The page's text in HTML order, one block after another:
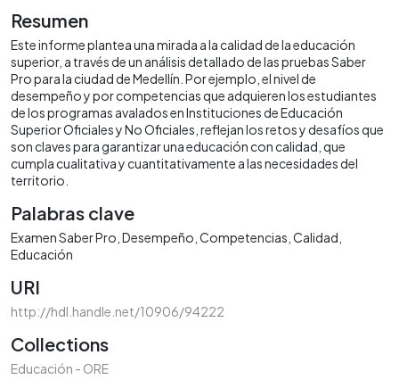
Resumen
Este informe plantea una mirada a la calidad de la educación
superior, a través de un análisis detallado de las pruebas Saber
Pro para la ciudad de Medellín. Por ejemplo, el nivel de
desempeño y por competencias que adquieren los estudiantes
de los programas avalados en Instituciones de Educación
Superior Oficiales y No Oficiales, reflejan los retos y desafíos que
son claves para garantizar una educación con calidad, que
cumpla cualitativa y cuantitativamente a las necesidades del
territorio.
Palabras clave
Examen Saber Pro Desempeño Competencias Calidad
Educación
URI
http://hdl.handle.net/10906/94222
Collections
Educación - ORE